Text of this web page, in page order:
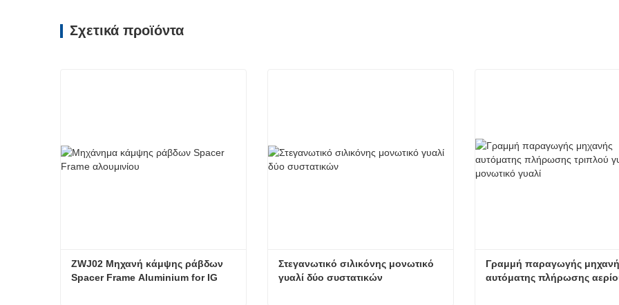
Σχετικά προϊόντα
ZWJ02 Μηχανή κάμψης ράβδων
Spacer Frame Aluminium for IG
Στεγανωτικό σιλικόνης μονωτικό
γυαλί δύο συστατικών
Γραμμή παραγωγής
αυτόματης πλήρωσης